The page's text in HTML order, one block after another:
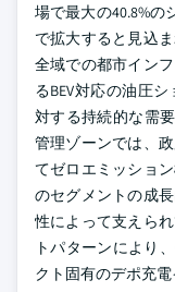
場で最大の40.8%の
で拡大すると見込
全域での都市イン
るBEV対応の油圧
対する持続的な需
管理ゾーンでは、
てゼロエミッショ
のセグメントの成
性によって支えら
トパターンにより
クト固有のデポ充